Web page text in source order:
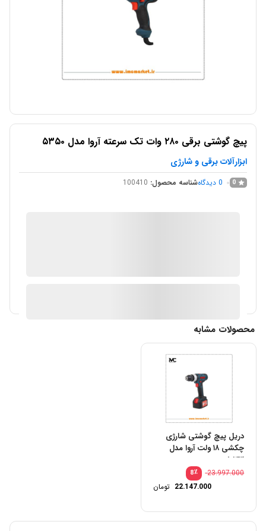
پیچ گوشتی برقی ۲۸۰ وات تک سرعته آروا مدل ۵۳۵۰
ابزارآلات برقی و شارژی
0
0 دیدگاهشناسه محصول: 100410
محصولات مشابه
دریل پیچ گوشتی شارژی
چکشی ۱۸ ولت آروا مدل
۵۸۴۳
٪8
23.997.000
22.147.000 تومان